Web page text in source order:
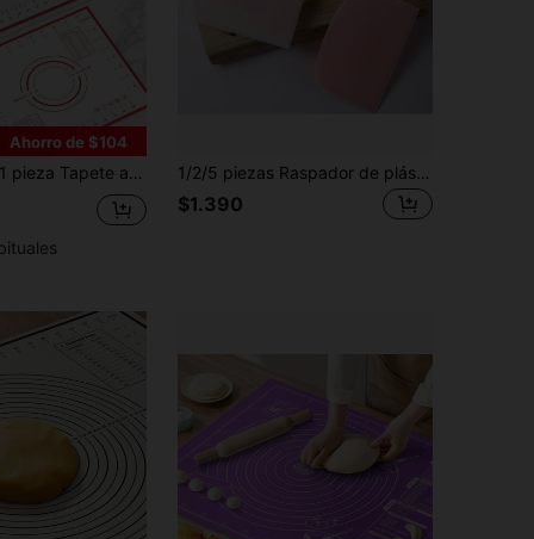
Ahorro de $104
1 pieza Tapete amasador, tapete de hornear, tapete para repostería, tapete para estirar masa, superficie antiadherente y antideslizante | Con marcas de medición - Medidas claras | Lavable - Fácil de limpiar | Adecuado para estirar masa, amasar, hacer envolturas de masa, hornear, hacer pasta, pizza, caramelos, utensilios de repostería, tapete de cocina para repostería, disponible en varios tamaños 1/2/5 piezas Raspador de plástico para amasar, cortar masa y raspar harina, herramienta de cocción grande
$1.390